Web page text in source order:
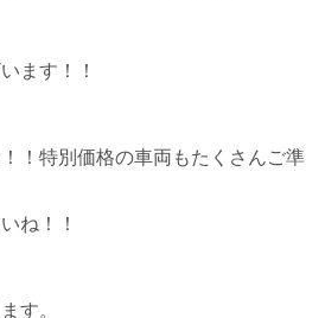
ます！！
！特別価格の車両もたくさんご準
ね！！
す。